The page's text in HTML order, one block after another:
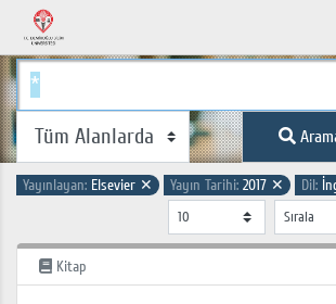
Yayınlayan: Elsevier ✕ Yayın Tarihi: 2017 ✕ Dil:
Kitap